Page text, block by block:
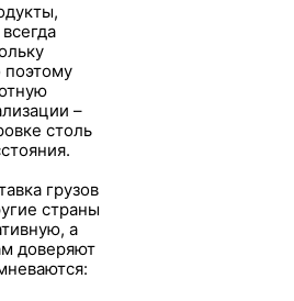
поэтому
–
столь
грузов
страны
а
доверяют